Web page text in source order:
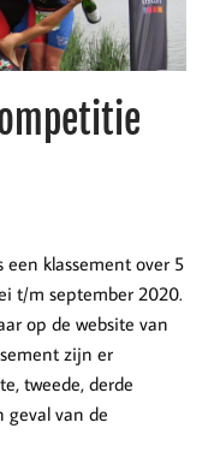
klassement over 5
t/m september 2020.
op de website van
zijn er
tweede, derde
geval van de